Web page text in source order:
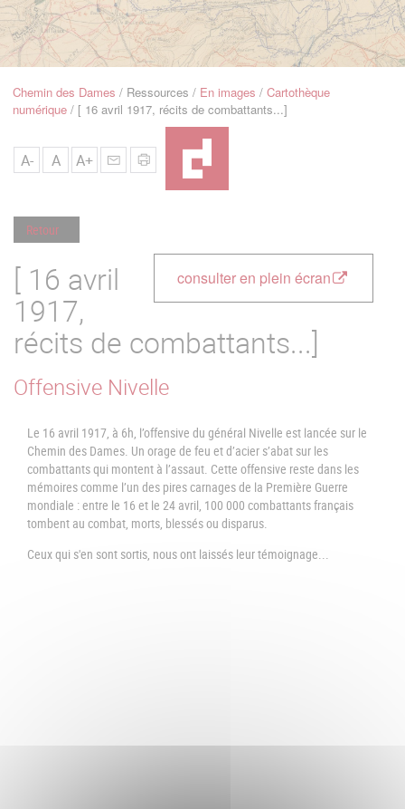
Navigation
Fil
Chemin des Dames Ressources En images
Cartothèque
numérique [ 16 avril 1917, récits de combattants...]
A- A A+
Retour
consulter en plein écran
[ 16 avril
1917,
récits de combattants...]
Offensive Nivelle
Le 16 avril 1917, à 6h, l’offensive du général Nivelle est lancée sur le
Chemin des Dames. Un orage de feu et d’acier s’abat sur les
combattants qui montent à l’assaut. Cette offensive reste dans les
mémoires comme l’un des pires carnages de la Première Guerre
mondiale : entre le 16 et le 24 avril, 100 000 combattants français
tombent au combat, morts, blessés ou disparus.
Ceux qui s'en sont sortis, nous ont laissés leur témoignage...